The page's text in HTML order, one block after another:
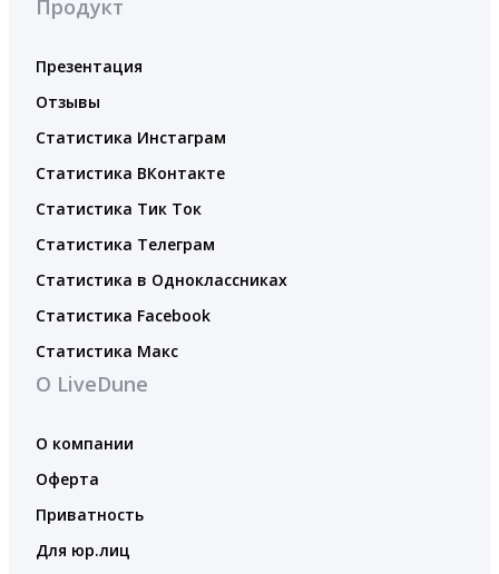
Продукт
Презентация
Отзывы
Статистика Инстаграм
Статистика ВКонтакте
Статистика Тик Ток
Статистика Телеграм
Статистика в Одноклассниках
Статистика Facebook
Статистика Макс
О LiveDune
О компании
Оферта
Приватность
Для юр.лиц